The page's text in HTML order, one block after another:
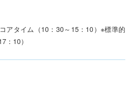
アタイム（10：30～15：10）※標準的
：10）